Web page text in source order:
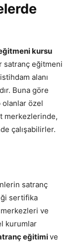
kursu
satranç eğitmeni
alanı
Buna göre
olanlar özel
merkezlerinde,
çalışabilirler.
satranç
sertifika
ve
kurumlar
eğitimive